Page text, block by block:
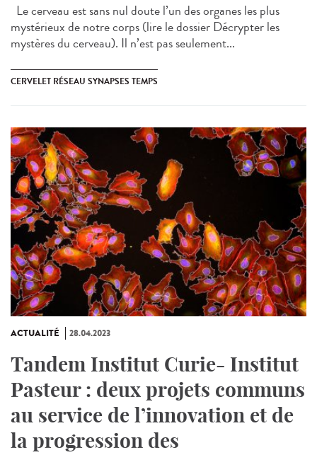
Le cerveau est sans nul doute l’un des organes les plus
mystérieux de notre corps (lire le dossier Décrypter les
mystères du cerveau). Il n’est pas seulement...
CERVELET RÉSEAU SYNAPSES TEMPS
ACTUALITÉ 28.04.2023
Tandem Institut Curie- Institut
Pasteur : deux projets communs
au service de l’innovation et de
la progression des